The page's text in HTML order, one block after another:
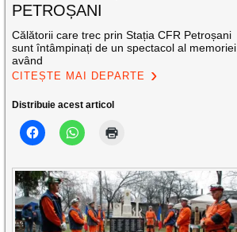
PETROȘANI
Călătorii care trec prin Stația CFR Petroșani
sunt întâmpinați de un spectacol al memoriei,
având
CITEȘTE MAI DEPARTE
Distribuie acest articol